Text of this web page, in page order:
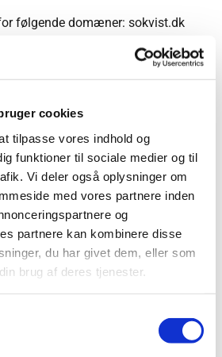
cookies
tilpasse vores indhold og
funktioner til sociale medier og til
Vi deler også oplysninger om
med vores partnere inden
og
partnere kan kombinere disse
du har givet dem, eller som
brug af deres tjenester.
følgende domæner: sokvist.dk
sidst opdateret d. 13/07/2026 af
med at gøre en hjemmeside
grundlæggende funktioner
og adgang til sikre områder af
kan ikke fungere ordentligt